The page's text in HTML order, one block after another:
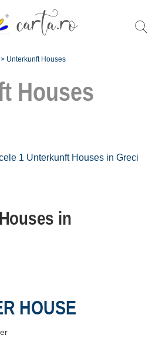
> Unterkunft Houses
Houses
1 Unterkunft Houses in Greci
in
HOUSE